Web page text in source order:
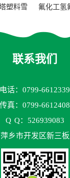
塑料雪
氟化工氢
联系我们
电话：0799-6612339
传真：0799-6612408
Q Q：526939083
乡市开发区新三板